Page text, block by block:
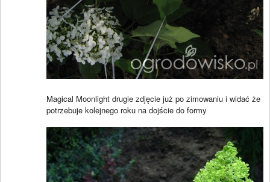
Magical Moonlight drugie zdjęcie już po zimowaniu i widać że
potrzebuje kolejnego roku na dojście do formy